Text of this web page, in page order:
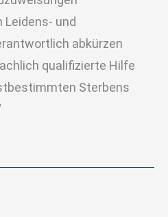
Leidens- und
abkürzen
qualifizierte Hilfe
Sterbens